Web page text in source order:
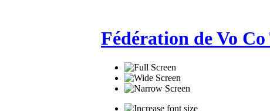
Fédération de Vo